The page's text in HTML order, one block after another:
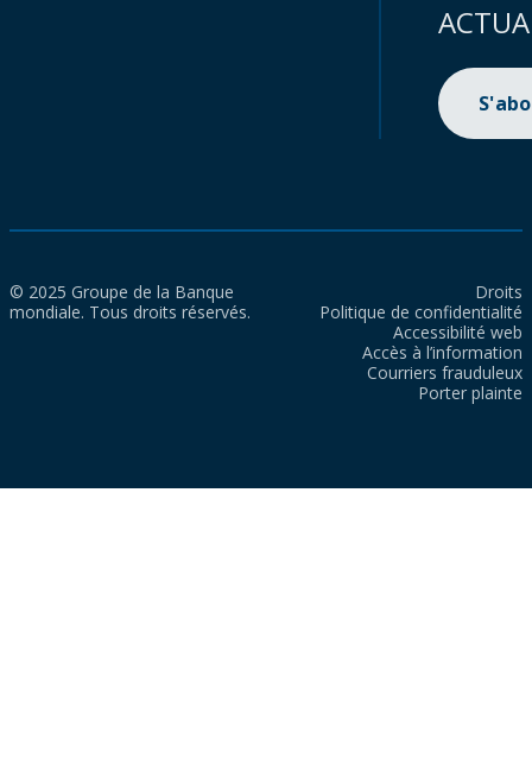
© 2025 Groupe de la Banque
mondiale. Tous droits réservés.
Droits
Politique de confidentialité
Accessibilité web
Accès à l’information
Courriers frauduleux
Porter plainte